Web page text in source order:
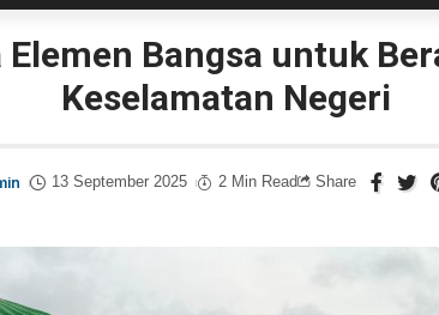
Bangsa untuk
Keselamatan Negeri
13 September 2025 2 Min Read Share